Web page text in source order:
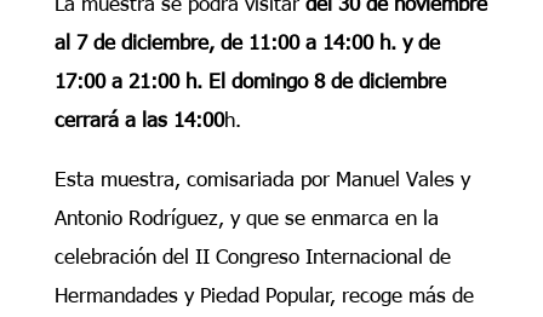
al 7 de diciembre, de 11:00 a 14:00 h. y de
17:00 a 21:00 h. El domingo 8 de diciembre
cerrará a las 14:00h.
Esta muestra, comisariada por Manuel Vales y
Antonio Rodríguez, y que se enmarca en la
celebración del II Congreso Internacional de
Hermandades y Piedad Popular, recoge más de